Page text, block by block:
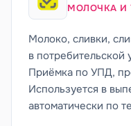
МОЛОЧКА И
Молоко, сливки,
в потребительской
Приёмка по УПД,
Используется в
автоматически по